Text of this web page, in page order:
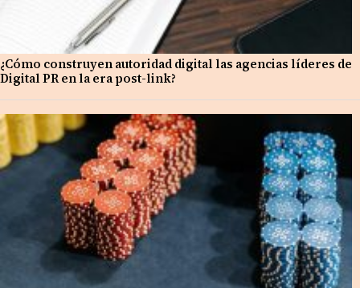
¿Cómo construyen autoridad digital las agencias líderes de
Digital PR en la era post-link?